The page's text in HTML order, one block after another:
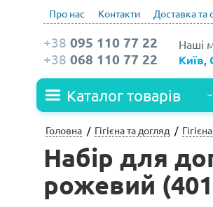
Про нас Контакти Доставка та
Наші
Київ
+38 095 110 77 22
+38 068 110 77 22
Каталог товарів
Головна Гігієна та догляд
Набір для
рожевий